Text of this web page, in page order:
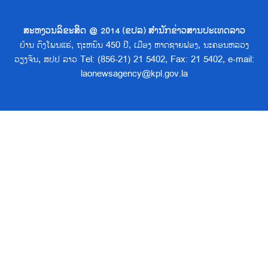
ສະຫງວນລິຂະສິດ @ 2014 (ຂປລ) ສຳນັກຂ່າວສານປະເທດລາວ
ບ້ານ ດົງໂພນແຮ່, ຖະຫນົນ 450 ປີ, ເມືອງ ຫາດຊາຍຟອງ, ນະຄອນຫລວງ
ວຽງຈັນ, ສປປ ລາວ Tel: (856-21) 21 5402, Fax: 21 5402, e-mail:
laonewsagency@kpl.gov.la